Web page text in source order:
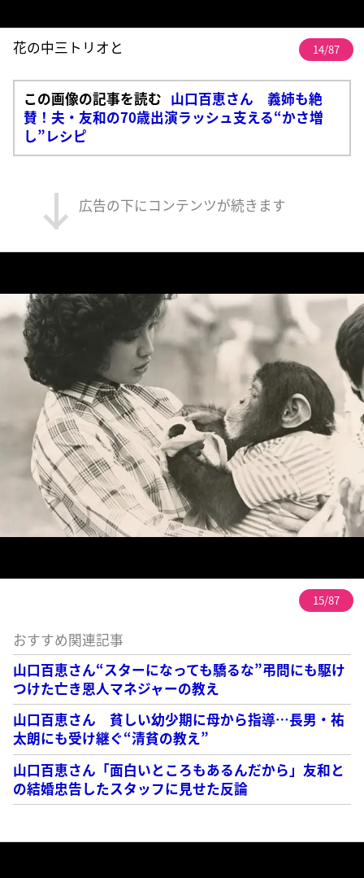
花の中三トリオと 14/87
この画像の記事を読む 山口百恵さん 義姉も絶
賛！夫・友和の70歳出演ラッシュ支える“かさ増
し”レシピ
広告の下にコンテンツが続きます
15/87
おすすめ関連記事
山口百恵さん“スターになっても驕るな”弔問にも駆け
つけた亡き恩人マネジャーの教え
山口百恵さん 貧しい幼少期に母から指導…長男・祐
太朗にも受け継ぐ“清貧の教え”
山口百恵さん「面白いところもあるんだから」友和と
の結婚忠告したスタッフに見せた反論